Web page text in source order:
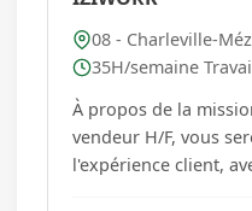
08 - Charleville-
35H/semaine
À propos de la mission En tant que
vendeur H/F, vous
l'expérience client, avec